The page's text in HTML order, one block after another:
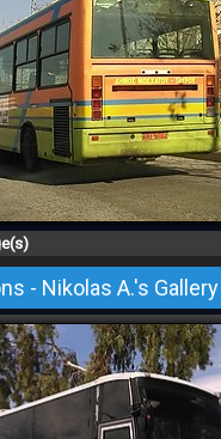
- Nikolas A.'s Gallery